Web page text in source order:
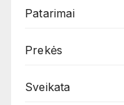
Patarimai
Prekės
Sveikata